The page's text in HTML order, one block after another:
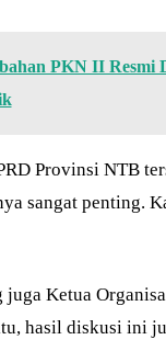
PKN II Resmi
Provinsi NTB
sangat penting.
Ketua
hasil diskusi ini